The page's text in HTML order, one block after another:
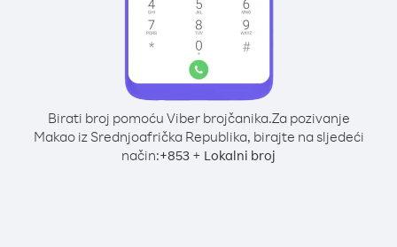
Birati broj pomoću Viber brojčanika.Za pozivanje
Makao iz Srednjoafrička Republika, birajte na sljedeći
način:+853 + Lokalni broj